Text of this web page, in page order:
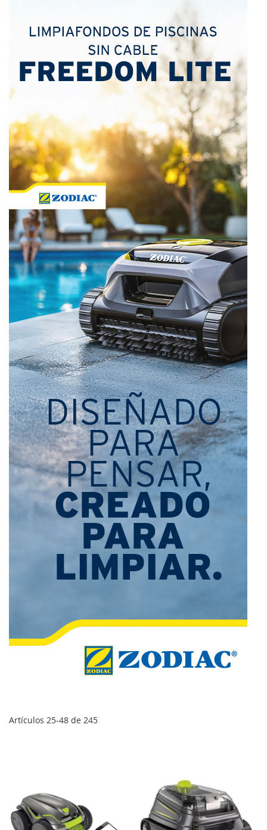
Artículos 25-48 de 245